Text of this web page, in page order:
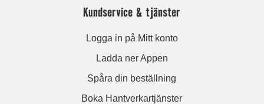
Kundservice & tjänster
Logga in på Mitt konto
Ladda ner Appen
Spåra din beställning
Boka Hantverkartjänster